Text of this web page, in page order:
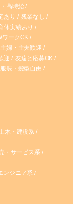
高時給
あり
残業なし
休実績あり
ワークOK
主婦・主夫歓迎
迎
友達と応募OK
服装・髪型自由
木・建設系
・サービス系
ンジニア系